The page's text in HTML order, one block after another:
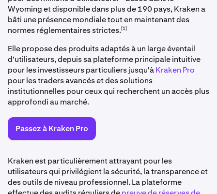
Wyoming et disponible dans plus de 190 pays, Kraken a
bâti une présence mondiale tout en maintenant des
normes réglementaires strictes.[1]
Elle propose des produits adaptés à un large éventail
d'utilisateurs, depuis sa plateforme principale intuitive
pour les investisseurs particuliers jusqu'àKraken Pro
pour les traders avancés et des solutions
institutionnelles pour ceux qui recherchent un accès plus
approfondi au marché.
Passez à Kraken Pro
Kraken est particulièrement attrayant pour les
utilisateurs qui privilégient la sécurité, la transparence et
des outils de niveau professionnel. La plateforme